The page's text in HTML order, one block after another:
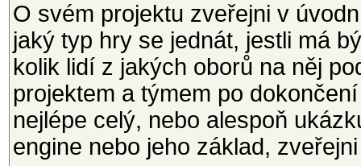
O svém projektu zveřejni v
jaký typ hry se jednát, jestli má
kolik lidí z jakých oborů na něj
projektem a týmem po
nejlépe celý, nebo alespoň
engine nebo jeho základ,